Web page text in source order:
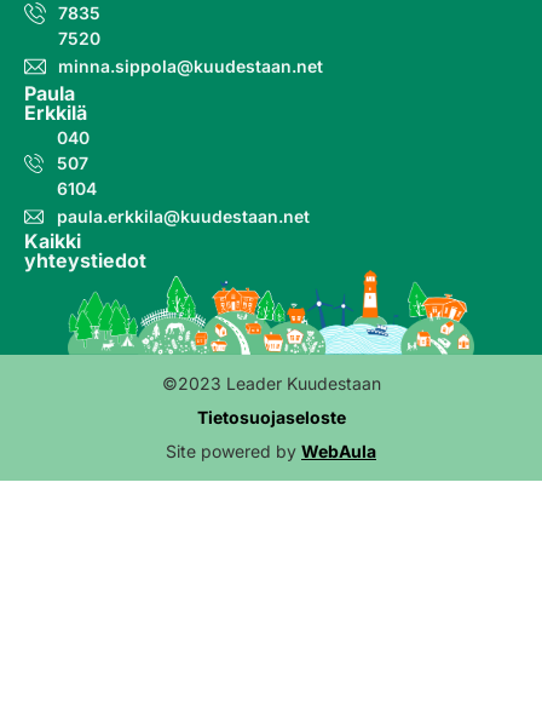
7835
7520
minna.sippola@kuudestaan.net
Paula
Erkkilä
040
507
6104
paula.erkkila@kuudestaan.net
Kaikki
yhteystiedot
©2023 Leader Kuudestaan
Tietosuojaseloste
Site powered by WebAula